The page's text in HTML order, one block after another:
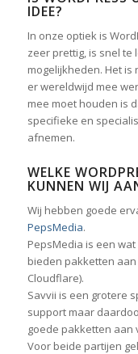
IDEE?
In onze optiek is
zeer prettig, is snel
mogelijkheden. Het
er wereldwijd mee
mee moet houden is
specifieke en
afnemen.
WELKE
KUNNEN WIJ
Wij hebben goede
PepsMedia.
PepsMedia is een
bieden pakketten aan
Cloudflare).
Savvii is een grotere
support maar
goede pakketten aan
Voor beide partijen